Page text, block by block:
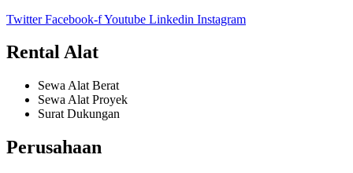
Twitter Facebook-fYoutube Linkedin Instagram
Rental Alat
Sewa Alat Berat
Sewa Alat Proyek
Surat Dukungan
Perusahaan